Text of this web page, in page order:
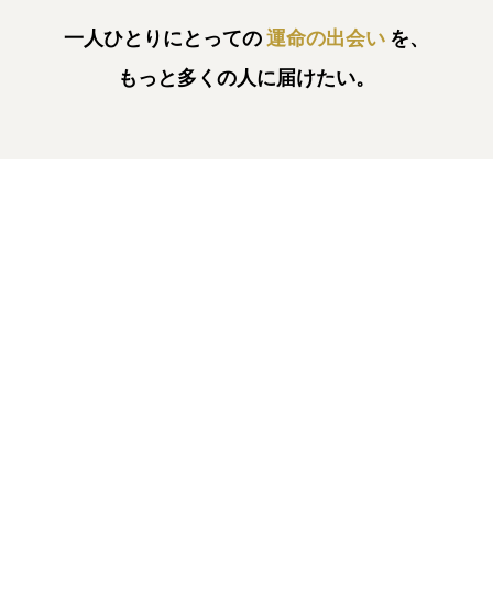
一人ひとりにとっての運命の出会い を、
もっと多くの人に届けたい。